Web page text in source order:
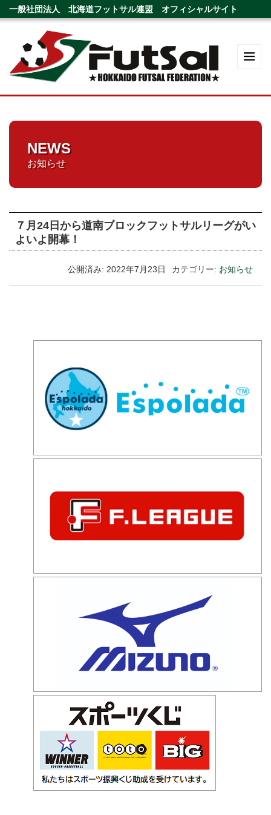
一般社団法人 北海道フットサル連盟 オフィシャルサイト
NEWS
お知らせ
７月24日から道南ブロックフットサルリーグがい
よいよ開幕！
公開済み: 2022年7月23日 カテゴリー: お知らせ